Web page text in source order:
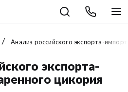
Анализ российского экспорта-
экспорта-
цикория